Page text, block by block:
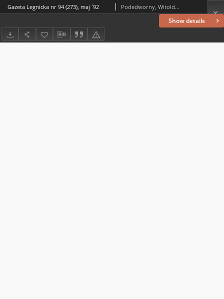
Show details
Gazeta Legnicka nr 94 (273), maj `92 Podedworny, Witold (1949– ) (red. nacz.)